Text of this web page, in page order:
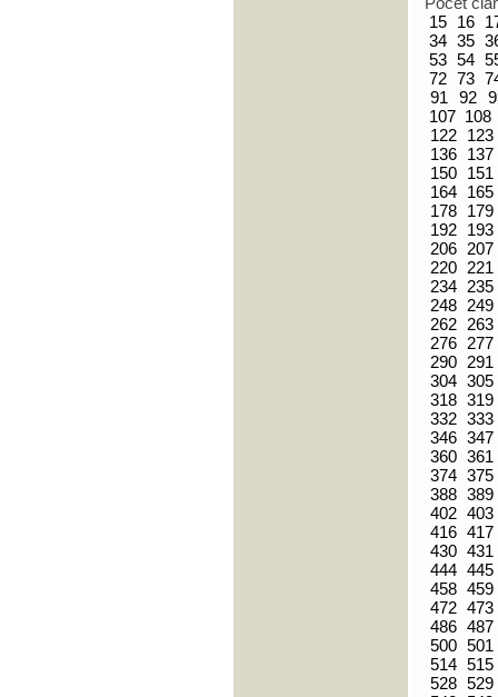
15 16
34 35
53 54
72 73
91
92
107 108
122
123
136
137
150
151
164
165
178
179
192
193
206 207
220
221
234
235
248
249
262
263
276
277
290
291
304 305
318 319
332 333
346 347
360 361
374 375
388 389
402 403
416 417
430 431
444 445
458 459
472 473
486 487
500 501
514 515
528 529